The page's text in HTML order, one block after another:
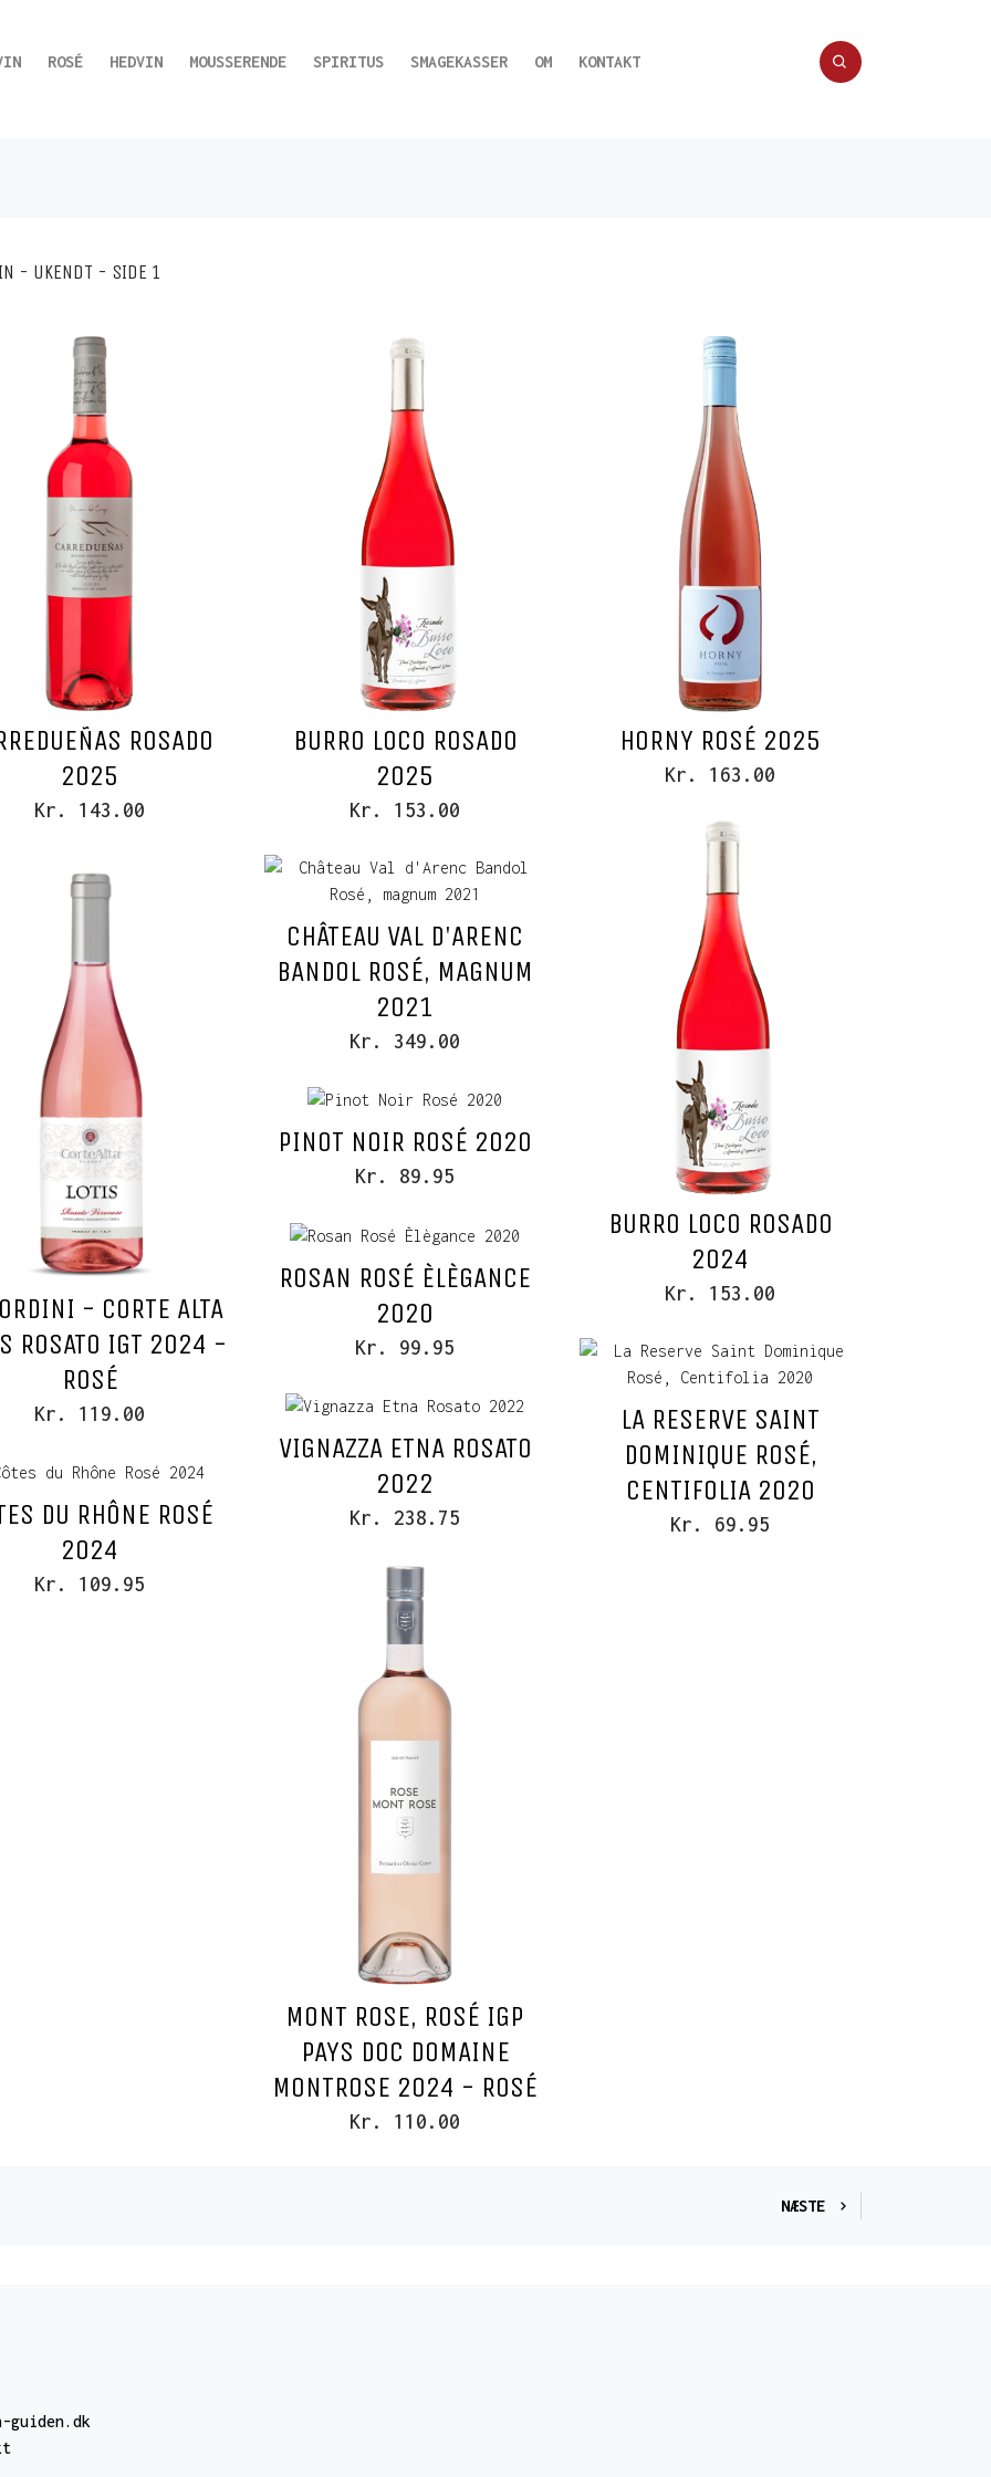
ROSÉ HEDVIN MOUSSERENDE SPIRITUS SMAGEKASSER OM KONTAKT
- UKENDT - SIDE 1
ROSADO
2025
Kr. 143.00
BURRO LOCO ROSADO
2025
Kr. 153.00
HORNY ROSÉ 2025
Kr. 163.00
BURRO LOCO ROSADO
2024
Kr. 153.00
- CORTE ALTA
ROSATO IGT 2024 -
ROSÉ
Kr. 119.00
CHÂTEAU VAL D'ARENC
BANDOL ROSÉ, MAGNUM
2021
Kr. 349.00
PINOT NOIR ROSÉ 2020
Kr. 89.95
ROSAN ROSÉ ÈLÈGANCE
2020
Kr. 99.95
LA RESERVE SAINT
DOMINIQUE ROSÉ,
CENTIFOLIA 2020
Kr. 69.95
VIGNAZZA ETNA ROSATO
2022
Kr. 238.75
DU RHÔNE ROSÉ
2024
Kr. 109.95
MONT ROSE, ROSÉ IGP
PAYS DOC DOMAINE
MONTROSE 2024 - ROSÉ
Kr. 110.00
NÆSTE
guiden.dk